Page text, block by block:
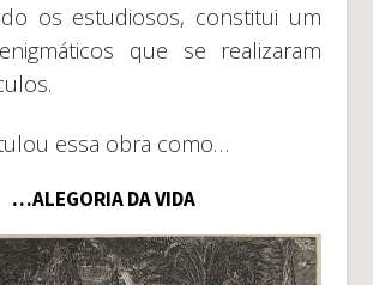
os estudiosos, constitui um
que se realizaram
essa obra como…
…ALEGORIA DA VIDA